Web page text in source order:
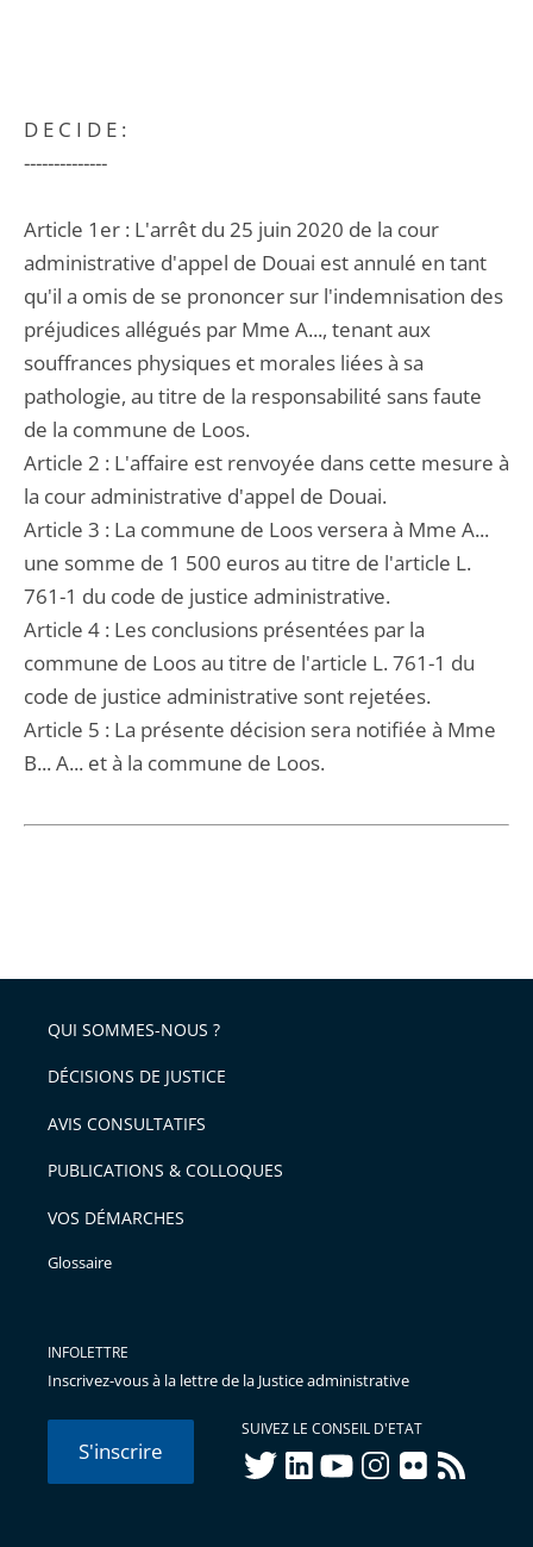
D E C I D E :
--------------
Article 1er : L'arrêt du 25 juin 2020 de la cour
administrative d'appel de Douai est annulé en tant
qu'il a omis de se prononcer sur l'indemnisation des
préjudices allégués par Mme A..., tenant aux
souffrances physiques et morales liées à sa
pathologie, au titre de la responsabilité sans faute
de la commune de Loos.
Article 2 : L'affaire est renvoyée dans cette mesure à
la cour administrative d'appel de Douai.
Article 3 : La commune de Loos versera à Mme A...
une somme de 1 500 euros au titre de l'article L.
761-1 du code de justice administrative.
Article 4 : Les conclusions présentées par la
commune de Loos au titre de l'article L. 761-1 du
code de justice administrative sont rejetées.
Article 5 : La présente décision sera notifiée à Mme
B... A... et à la commune de Loos.
QUI SOMMES-NOUS ?
DÉCISIONS DE JUSTICE
AVIS CONSULTATIFS
PUBLICATIONS & COLLOQUES
VOS DÉMARCHES
Glossaire
INFOLETTRE
Inscrivez-vous à la lettre de la Justice administrative
S'inscrire
SUIVEZ LE CONSEIL D'ETAT
twitterlinkedInyoutubeinstagram
flickr rss